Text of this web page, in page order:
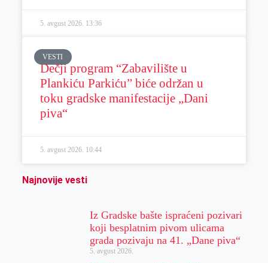
5. avgust 2026. 13:36
VESTI
Dečji program “Zabavilište u
Plankiću Parkiću” biće održan u
toku gradske manifestacije „Dani
piva“
5. avgust 2026. 10:44
Najnovije vesti
Iz Gradske bašte ispraćeni pozivari
koji besplatnim pivom ulicama
grada pozivaju na 41. „Dane piva“
5. avgust 2026.